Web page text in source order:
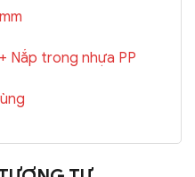
trong nhựa PP